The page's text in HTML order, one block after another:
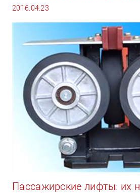
2016.04.23
Пассажирские лифты: их